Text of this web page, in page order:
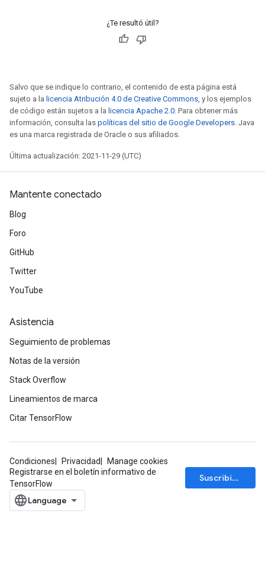
¿Te resultó útil?
Salvo que se indique lo contrario, el contenido de esta página está
sujeto a la licencia Atribución 4.0 de Creative Commons, y los ejemplos
de código están sujetos a la licencia Apache 2.0. Para obtener más
información, consulta las políticas del sitio de Google Developers. Java
es una marca registrada de Oracle o sus afiliados.
Última actualización: 2021-11-29 (UTC)
Mantente conectado
Blog
Foro
GitHub
Twitter
YouTube
Asistencia
Seguimiento de problemas
Notas de la versión
Stack Overflow
Lineamientos de marca
Citar TensorFlow
Condiciones Privacidad
Manage cookies
Registrarse en el boletín informativo de
TensorFlow
Suscribirse